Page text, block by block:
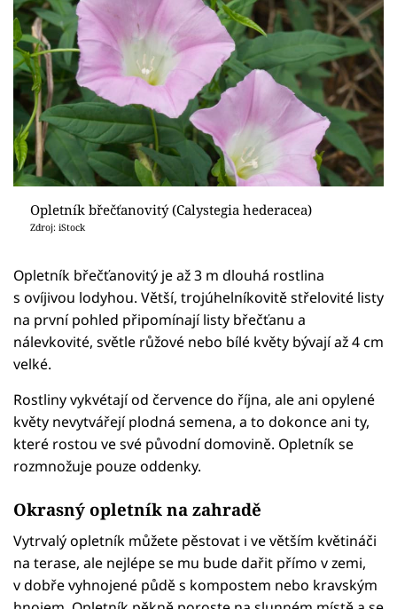
Opletník břečťanovitý (Calystegia hederacea)
Zdroj: iStock
Opletník břečťanovitý je až 3 m dlouhá rostlina
s ovíjivou lodyhou. Větší, trojúhelníkovitě střelovité listy
na první pohled připomínají listy břečťanu a
nálevkovité, světle růžové nebo bílé květy bývají až 4 cm
velké.
Rostliny vykvétají od července do října, ale ani opylené
květy nevytvářejí plodná semena, a to dokonce ani ty,
které rostou ve své původní domovině. Opletník se
rozmnožuje pouze oddenky.
Okrasný opletník na zahradě
Vytrvalý opletník můžete pěstovat i ve větším květináči
na terase, ale nejlépe se mu bude dařit přímo v zemi,
v dobře vyhnojené půdě s kompostem nebo kravským